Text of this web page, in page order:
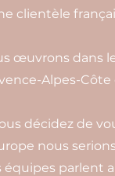
clientèle
œuvrons dans
Alpes-Côte
décidez de
nous
équipes parlent